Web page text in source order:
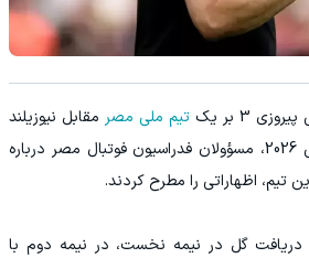
3 بر یک تیم ملی مصر مقابل نیوزیلند
در مرحله گروهی جام جهانی 2026، مسؤولان فدراسیون فوتبال مصر درباره
تیم، اظهاراتی را مطرح کردند.
گل در نیمه نخست، در نیمه دوم با